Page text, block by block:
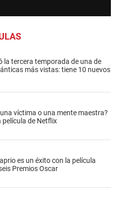
la tercera temporada de una de
más vistas: tiene 10 nuevos
víctima o una mente maestra?
película de Netflix
es un éxito con la película
Premios Oscar